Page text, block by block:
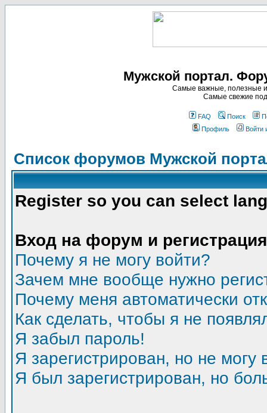
Мужской портал.
Самые важные, полезные и
Самые свежие
FAQ Поиск
Профиль
Войти
Список форумов Мужской
Register so you can select
Вход на форум и регистрация
Почему я не могу войти?
Зачем мне вообще нужно
Почему меня автоматически
Как сделать, чтобы я не
Я забыл пароль!
Я зарегистрирован, но не могу
Я был зарегистрирован, но